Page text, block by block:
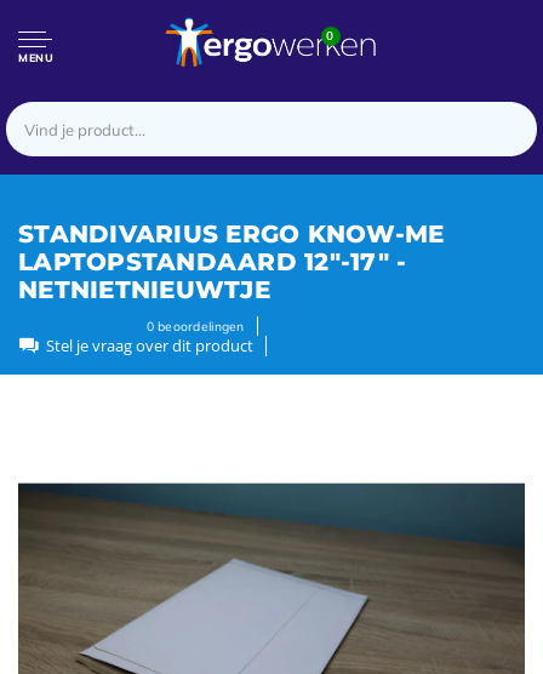
MENU
0
STANDIVARIUS ERGO KNOW-ME
LAPTOPSTANDAARD 12"-17" -
NETNIETNIEUWTJE
0beoordelingen
Stel je vraag over dit product